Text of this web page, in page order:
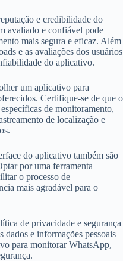
e credibilidade do
avaliado e confiável pode
mais segura e eficaz. Além
e as avaliações dos usuários
do aplicativo.
um aplicativo para
Certifique-se de que o
de monitoramento,
de localização e
do aplicativo também são
por uma ferramenta
o processo de
mais agradável para o
de privacidade e segurança
e informações pessoais
para monitorar WhatsApp,